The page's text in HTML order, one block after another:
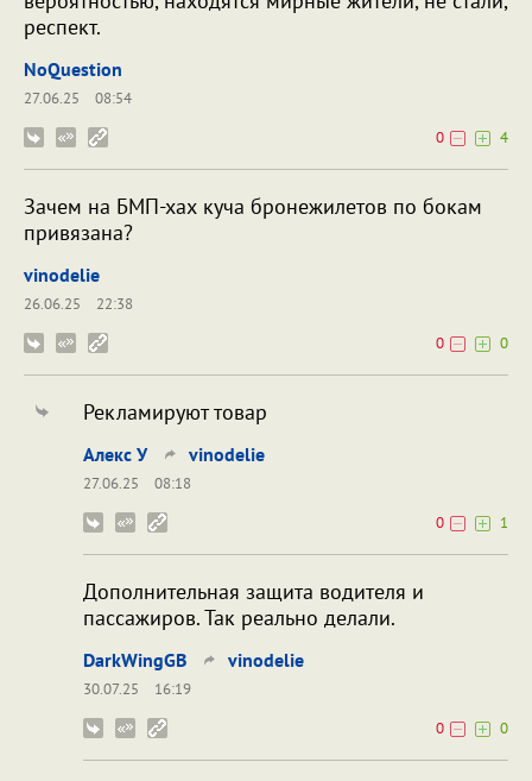
респект.
NoQuestion
27.06.25
08:54
0
4
Зачем на БМП-хах куча бронежилетов по бокам
привязана?
vinodelie
26.06.25
22:38
0
0
Рекламируют товар
Алекс У vinodelie
27.06.25
08:18
0
1
Дополнительная защита водителя и
пассажиров. Так реально делали.
DarkWingGB vinodelie
30.07.25
16:19
0
0